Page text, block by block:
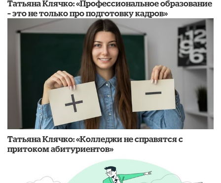
​Татьяна Клячко: «Профессиональное образование
– это не только про подготовку кадров»
Татьяна Клячко: «Колледжи не справятся с
притоком абитуриентов»